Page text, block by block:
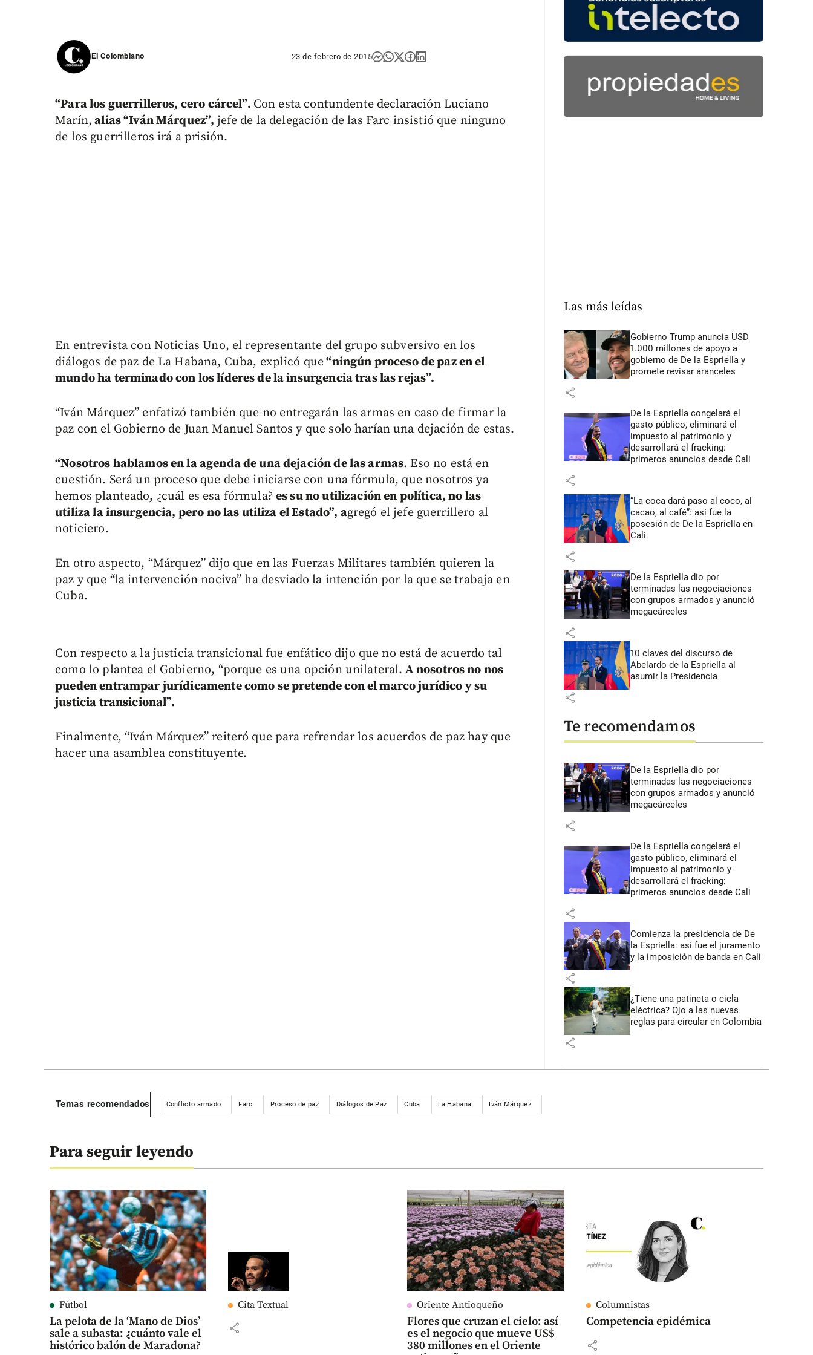
El Colombiano 23 de febrero de 2015
“Para los guerrilleros, cero cárcel”. Con esta contundente declaración Luciano
Marín, alias “Iván Márquez”, jefe de la delegación de las Farc insistió que ninguno
de los guerrilleros irá a prisión.
En entrevista con Noticias Uno, el representante del grupo subversivo en los
diálogos de paz de La Habana, Cuba, explicó que“ningún proceso de paz en el
mundo ha terminado con los líderes de la insurgencia tras las rejas”.
“Iván Márquez” enfatizó también que no entregarán las armas en caso de firmar la
paz con el Gobierno de Juan Manuel Santos y que solo harían una dejación de estas.
“Nosotros hablamos en la agenda de una dejación de las armas. Eso no está en
cuestión. Será un proceso que debe iniciarse con una fórmula, que nosotros ya
hemos planteado, ¿cuál es esa fórmula?es su no utilización en política, no las
utiliza la insurgencia, pero no las utiliza el Estado”, agregó el jefe guerrillero al
noticiero.
En otro aspecto, “Márquez” dijo que en las Fuerzas Militares también quieren la
paz y que “la intervención nociva” ha desviado la intención por la que se trabaja en
Cuba.
Con respecto a la justicia transicional fue enfático dijo que no está de acuerdo tal
como lo plantea el Gobierno, “porque es una opción unilateral. A nosotros no nos
pueden entrampar jurídicamente como se pretende con el marco jurídico y su
justicia transicional”.
Finalmente, “Iván Márquez” reiteró que para refrendar los acuerdos de paz hay que
hacer una asamblea constituyente.
Las más leídas
Gobierno Trump anuncia USD
1.000 millones de apoyo a
gobierno de De la Espriella y
promete revisar aranceles
share
De la Espriella congelará el
gasto público, eliminará el
impuesto al patrimonio y
desarrollará el fracking:
primeros anuncios desde Cali
share
“La coca dará paso al coco, al
cacao, al café”: así fue la
posesión de De la Espriella en
Cali
share
De la Espriella dio por
terminadas las negociaciones
con grupos armados y anunció
megacárceles
share
10 claves del discurso de
Abelardo de la Espriella al
asumir la Presidencia
share
Te recomendamos
De la Espriella dio por
terminadas las negociaciones
con grupos armados y anunció
megacárceles
share
De la Espriella congelará el
gasto público, eliminará el
impuesto al patrimonio y
desarrollará el fracking:
primeros anuncios desde Cali
share
Comienza la presidencia de De
la Espriella: así fue el juramento
y la imposición de banda en Cali
share
¿Tiene una patineta o cicla
eléctrica? Ojo a las nuevas
reglas para circular en Colombia
share
Temas recomendados Conflicto armado Farc Proceso de paz Diálogos de Paz Cuba La Habana Iván Márquez
Para seguir leyendo
Fútbol
La pelota de la ‘Mano de Dios’
sale a subasta: ¿cuánto vale el
histórico balón de Maradona?
Cita Textual
share
Oriente Antioqueño
Flores que cruzan el cielo: así
es el negocio que mueve US$
380 millones en el Oriente
Columnistas
Competencia epidémica
share